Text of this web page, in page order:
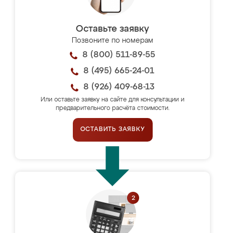
Оставьте заявку
Позвоните по номерам
8 (800) 511-89-55
8 (495) 665-24-01
8 (926) 409-68-13
Или оставьте заявку на сайте для консультации и
предварительного расчёта стоимости.
ОСТАВИТЬ ЗАЯВКУ